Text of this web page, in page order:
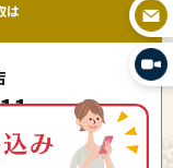
は
日